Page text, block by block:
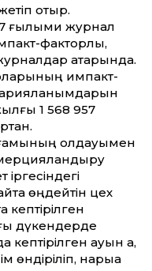
отыр.
7 ғылыми журнал
факторлы,
қатарында.
импакт-
1 568 957
қолдауымен
өңдейтін цех
дүкендерде
қауын қақ,
өндіріліп, нарыққа